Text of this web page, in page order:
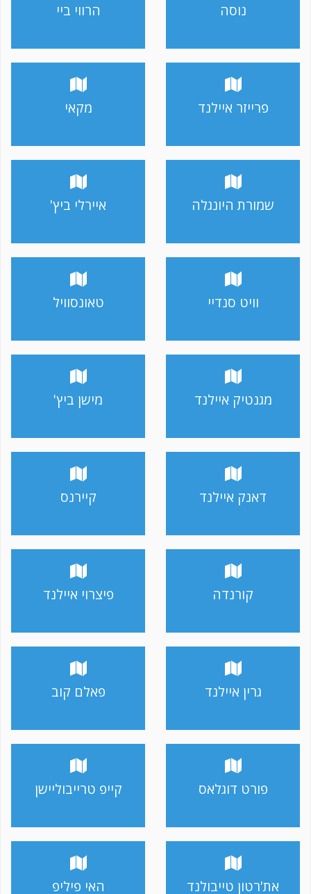
נוסה הרווי ביי
פרייזר איילנד מקאי
שמורת היונגלה איירלי ביץ'
וויט סנדיי טאונסוויל
מגנטיק איילנד מישן ביץ'
דאנק איילנד קיירנס
קורנדה פיצרוי איילנד
גרין איילנד פאלם קוב
פורט דוגלאס קייפ טרייבוליישן
את'רטון טייבולנד האי פיליפ